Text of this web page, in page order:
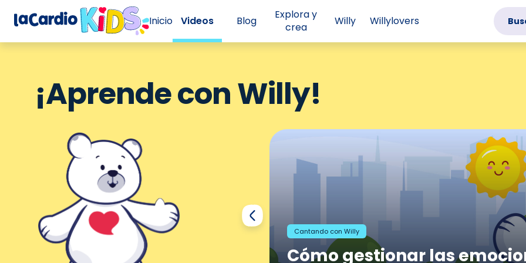
Inicio Videos Blog
Explora y
crea
Willy Willylovers
¡Aprende con Willy!
Alimentación saludable
¿Qué llevar en mi lonchera?
Cantando con Willy
Cómo gestionar las
Willy Tips
¿Qué son las emociones?